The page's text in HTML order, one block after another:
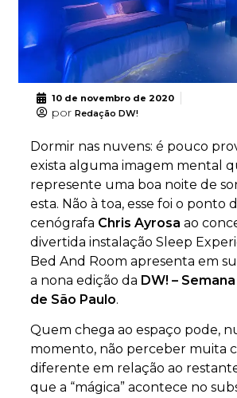
10 de novembro de 2020
por Redação DW!
Dormir nas nuvens: é pouco
exista alguma imagem mental
represente uma boa noite de
esta. Não à toa, esse foi o ponto
cenógrafa Chris Ayrosa ao
divertida instalação Sleep
Bed And Room apresenta em
a nona edição da DW! –
de São Paulo.
Quem chega ao espaço pode,
momento, não perceber muita
diferente em relação ao
que a “mágica” acontece no